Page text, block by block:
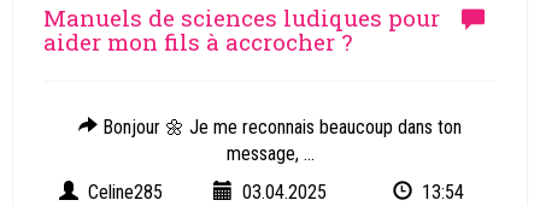
Manuels de sciences ludiques pour
aider mon fils à accrocher ?
Bonjour 🌼 Je me reconnais beaucoup dans ton
message, ...
Celine285
03.04.2025 13:54